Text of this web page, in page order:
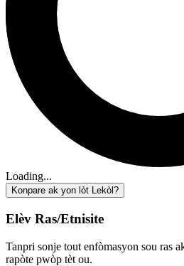
Loading...
Konpare ak yon lòt Lekòl?
Elèv Ras/Etnisite
Tanpri sonje tout enfòmasyon sou ras
rapòte pwòp tèt ou.